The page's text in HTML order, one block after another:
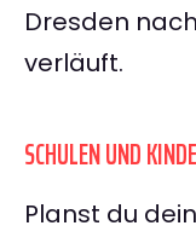
Dresden
verläuft.
SCHULEN UND
Planst du